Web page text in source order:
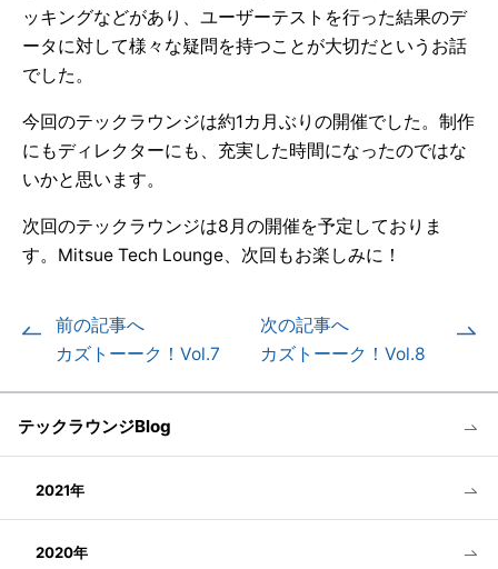
ッキングなどがあり、ユーザーテストを行った結果のデ
ータに対して様々な疑問を持つことが大切だというお話
でした。
今回のテックラウンジは約1カ月ぶりの開催でした。制作
にもディレクターにも、充実した時間になったのではな
いかと思います。
次回のテックラウンジは8月の開催を予定しておりま
す。Mitsue Tech Lounge、次回もお楽しみに！
前の記事へ
カズトーーク！Vol.7
次の記事へ
カズトーーク！Vol.8
テックラウンジBlog
2021年
2020年